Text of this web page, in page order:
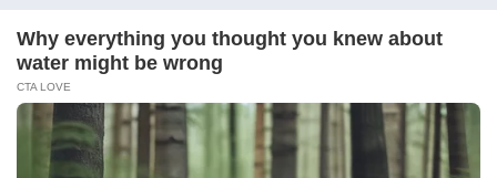
Kabarbaru.co menyajikan berita aktual dan
inspiratif dari sudut pandang berbaik sangka
Follow Kabarbaru